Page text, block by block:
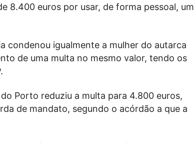
8.400 euros por usar, de forma pessoal, um
condenou igualmente a mulher do autarca
de uma multa no mesmo valor, tendo os
Porto reduziu a multa para 4.800 euros,
de mandato, segundo o acórdão a que a